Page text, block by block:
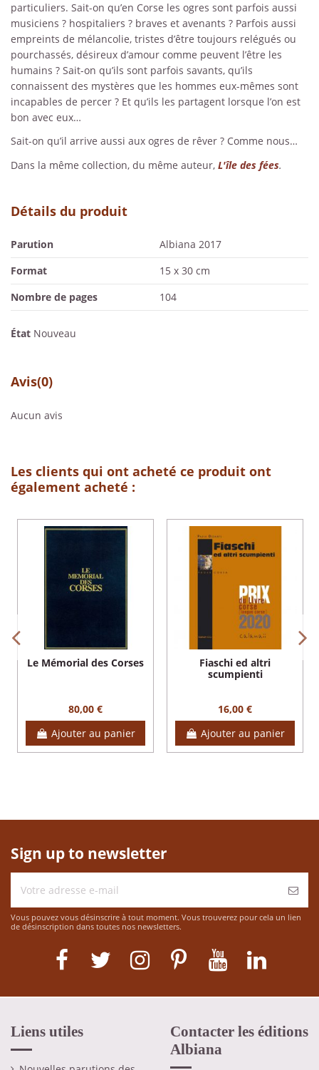
particuliers. Sait-on qu’en Corse les ogres sont parfois aussi
musiciens ? hospitaliers ? braves et avenants ? Parfois aussi
empreints de mélancolie, tristes d’être toujours relégués ou
pourchassés, désireux d’amour comme peuvent l’être les
humains ? Sait-on qu’ils sont parfois savants, qu’ils
connaissent des mystères que les hommes eux-mêmes sont
incapables de percer ? Et qu’ils les partagent lorsque l’on est
bon avec eux…
Sait-on qu’il arrive aussi aux ogres de rêver ? Comme nous…
Dans la même collection, du même auteur, L'île des fées.
Détails du produit
Parution
Albiana 2017
Format
15 x 30 cm
Nombre de pages
104
État Nouveau
Avis(0)
Aucun avis
Les clients qui ont acheté ce produit ont
également acheté :
Le Mémorial des Corses
80,00 €
Ajouter au panier
Fiaschi ed altri
scumpienti
16,00 €
Ajouter au panier
Sign up to newsletter
Vous pouvez vous désinscrire à tout moment. Vous trouverez pour cela un lien
de désinscription dans toutes nos newsletters.
Liens utiles
Contacter les éditions
Albiana